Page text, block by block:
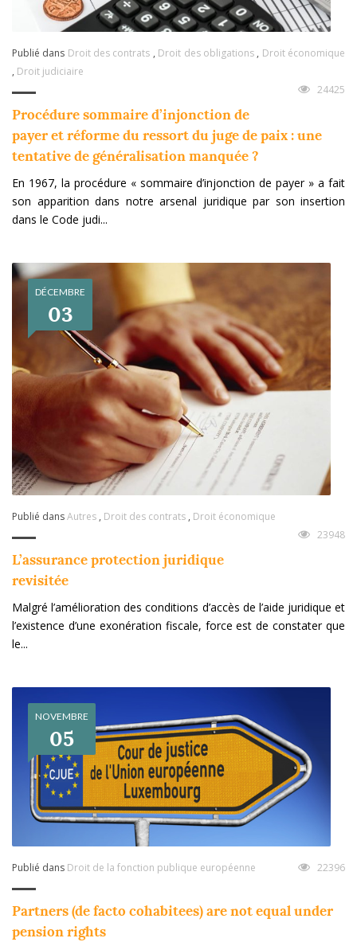
Publié dans Droit des contrats , Droit des obligations, Droit économique
, Droit judiciaire
24425
Procédure sommaire d’injonction de
payer et réforme du ressort du juge de paix : une
tentative de généralisation manquée ?
En 1967, la procédure « sommaire d’injonction de payer » a fait
son apparition dans notre arsenal juridique par son insertion
dans le Code judi...
DÉCEMBRE
03
Publié dansAutres, Droit des contrats, Droit économique
23948
L’assurance protection juridique
revisitée
Malgré l’amélioration des conditions d’accès de l’aide juridique et
l’existence d’une exonération fiscale, force est de constater que
le...
NOVEMBRE
05
Publié dans Droit de la fonction publique européenne 22396
Partners (de facto cohabitees) are not equal under
pension rights